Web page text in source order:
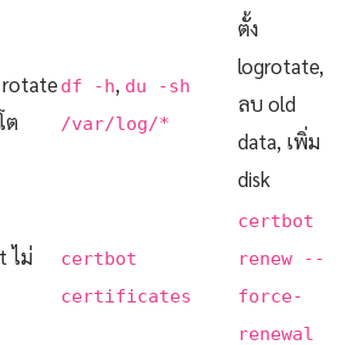
rotate
ต
df -h, du -sh
/var/log/*
ตั้ง
logrotate,
ลบ old
data, เพิ่ม
disk
ไม่
certbot
certificates
certbot
renew --
force-
renewal